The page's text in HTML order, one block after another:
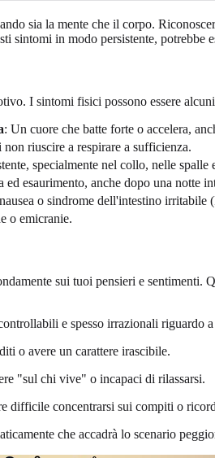
sia la mente che il corpo.
sintomi in modo persistente, potrebbe
I sintomi fisici possono essere
: Un cuore che batte forte o accelera,
non riuscire a respirare a sufficienza.
specialmente nel collo, nelle spalle
ed esaurimento, anche dopo una notte
o sindrome dell'intestino irritabile
o emicranie.
sui tuoi pensieri e sentimenti.
e spesso irrazionali riguardo
o avere un carattere irascibile.
"sul chi vive" o incapaci di rilassarsi.
difficile concentrarsi sui compiti o
che accadrà lo scenario